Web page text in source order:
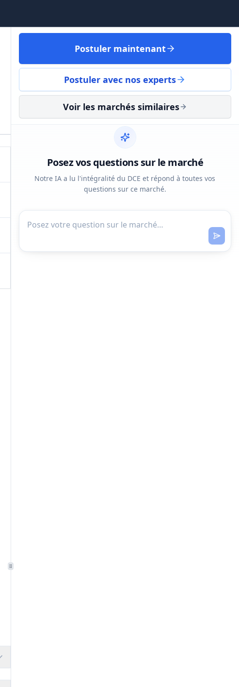
Postuler maintenant
Postuler avec nos experts
Voir les marchés similaires
Posez vos questions sur le marché
Notre IA a lu l'intégralité du DCE et répond à toutes vos
questions sur ce marché.